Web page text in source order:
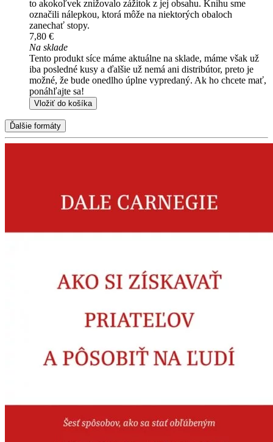
to akokoľvek znižovalo zážitok z jej obsahu. Knihu sme
označili nálepkou, ktorá môže na niektorých obaloch
zanechať stopy.
7,80 €
Na sklade
Tento produkt síce máme aktuálne na sklade, máme však už
iba posledné kusy a ďalšie už nemá ani distribútor, preto je
možné, že bude onedlho úplne vypredaný. Ak ho chcete mať,
ponáhľajte sa!
Vložiť do košíka
Ďalšie formáty